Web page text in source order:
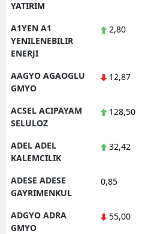
YATIRIM
A1YEN A1
YENILENEBILIR
ENERJI
2,80
AAGYO AGAOGLU
GMYO
12,87
ACSEL ACIPAYAM
SELULOZ
128,50
ADEL ADEL
KALEMCILIK
32,42
ADESE ADESE
GAYRIMENKUL
0,85
ADGYO ADRA
GMYO
55,00